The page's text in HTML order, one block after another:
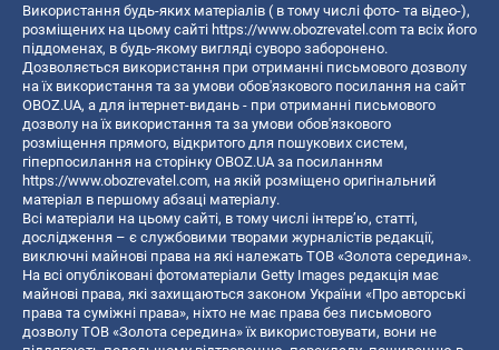
Використання будь-яких матеріалів ( в тому числі фото- та відео-),
розміщених на цьому сайті https://www.obozrevatel.com та всіх його
піддоменах, в будь-якому вигляді суворо заборонено.
Дозволяється використання при отриманні письмового дозволу
на їх використання та за умови обов'язкового посилання на сайт
OBOZ.UA, а для інтернет-видань - при отриманні письмового
дозволу на їх використання та за умови обов'язкового
розміщення прямого, відкритого для пошукових систем,
гіперпосилання на сторінку OBOZ.UA за посиланням
https://www.obozrevatel.com, на якій розміщено оригінальний
матеріал в першому абзаці матеріалу.
Всі матеріали на цьому сайті, в тому числі інтерв’ю, статті,
дослідження – є службовими творами журналістів редакції,
виключні майнові права на які належать ТОВ «Золота середина».
На всі опубліковані фотоматеріали Getty Images редакція має
майнові права, які захищаються законом України «Про авторські
права та суміжні права», ніхто не має права без письмового
дозволу ТОВ «Золота середина» їх використовувати, вони не